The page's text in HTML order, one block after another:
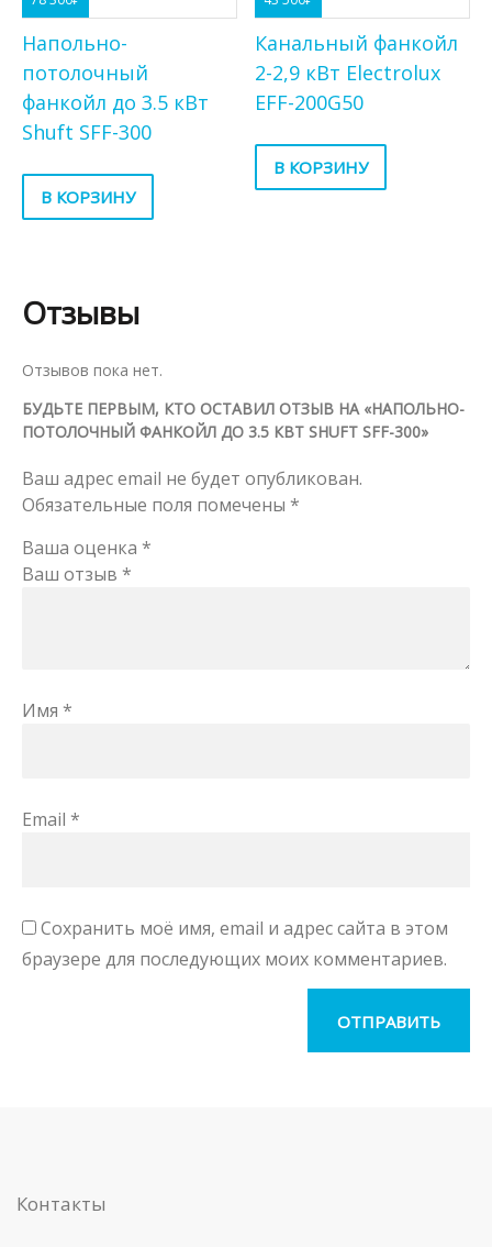
Напольно-
потолочный
фанкойл до 3.5 кВт
Shuft SFF-300
В КОРЗИНУ
Канальный фанкойл
2-2,9 кВт Electrolux
EFF-200G50
В КОРЗИНУ
Отзывы
Отзывов пока нет.
БУДЬТЕ ПЕРВЫМ, КТО ОСТАВИЛ ОТЗЫВ НА «НАПОЛЬНО-
ПОТОЛОЧНЫЙ ФАНКОЙЛ ДО 3.5 КВТ SHUFT SFF-300»
Ваш адрес email не будет опубликован.
Обязательные поля помечены *
Ваша оценка *
Ваш отзыв *
Имя *
Email *
Сохранить моё имя, email и адрес сайта в этом
браузере для последующих моих комментариев.
Контакты